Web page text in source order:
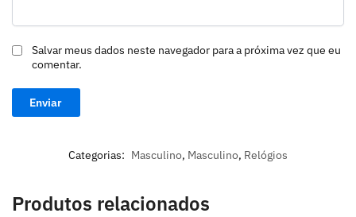
Salvar meus dados neste navegador para a próxima vez que eu
comentar.
Categorias: Masculino, Masculino, Relógios
Produtos relacionados